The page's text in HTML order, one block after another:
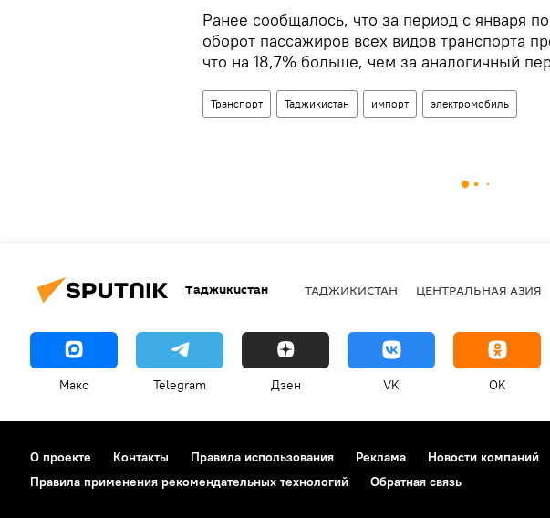
Ранее сообщалось, что за период с января
оборот пассажиров всех видов транспорта
что на 18,7% больше, чем за аналогичный
Транспорт Таджикистан импорт электромобиль
Таджикистан ТАДЖИКИСТАН ЦЕНТРАЛЬНАЯ АЗИЯ
Макс Telegram Дзен VK OK
О проекте Контакты Правила использования Реклама Новости компаний
Правила применения рекомендательных технологий
Обратная связь